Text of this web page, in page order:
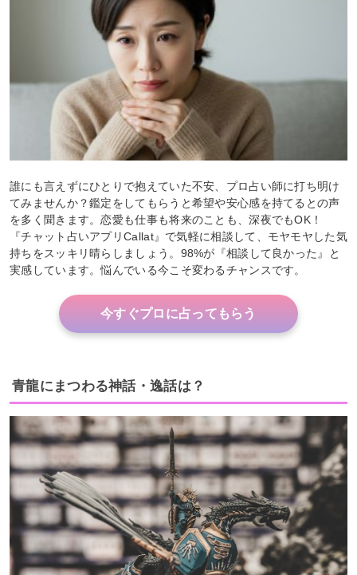
誰にも言えずにひとりで抱えていた不安、プロ占い師に打ち明け
てみませんか？鑑定をしてもらうと希望や安心感を持てるとの声
を多く聞きます。恋愛も仕事も将来のことも、深夜でもOK！
『チャット占いアプリCallat』で気軽に相談して、モヤモヤした気
持ちをスッキリ晴らしましょう。98%が『相談して良かった』と
実感しています。悩んでいる今こそ変わるチャンスです。
今すぐプロに占ってもらう
青龍にまつわる神話・逸話は？